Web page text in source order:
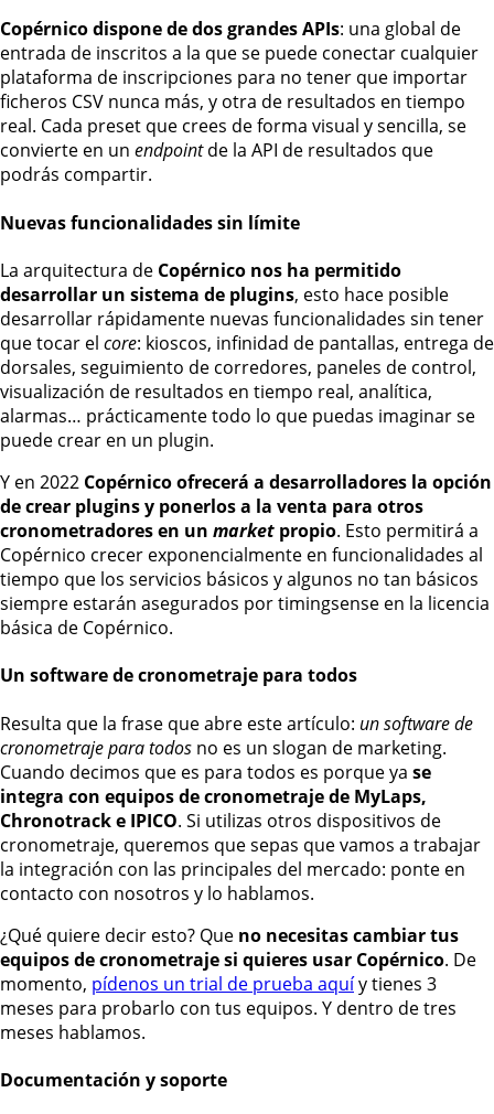
Copérnico dispone de dos grandes APIs: una global de
entrada de inscritos a la que se puede conectar cualquier
plataforma de inscripciones para no tener que importar
ficheros CSV nunca más, y otra de resultados en tiempo
real. Cada preset que crees de forma visual y sencilla, se
convierte en un endpointde la API de resultados que
podrás compartir.
Nuevas funcionalidades sin límite
La arquitectura de Copérnico nos ha permitido
desarrollar un sistema de plugins, esto hace posible
desarrollar rápidamente nuevas funcionalidades sin tener
que tocar el core: kioscos, infinidad de pantallas, entrega de
dorsales, seguimiento de corredores, paneles de control,
visualización de resultados en tiempo real, analítica,
alarmas… prácticamente todo lo que puedas imaginar se
puede crear en un plugin.
Y en 2022 Copérnico ofrecerá a desarrolladores la opción
de crear plugins y ponerlos a la venta para otros
cronometradores en un market propio. Esto permitirá a
Copérnico crecer exponencialmente en funcionalidades al
tiempo que los servicios básicos y algunos no tan básicos
siempre estarán asegurados por timingsense en la licencia
básica de Copérnico.
Un software de cronometraje para todos
Resulta que la frase que abre este artículo: un software de
cronometraje para todos no es un slogan de marketing.
Cuando decimos que es para todos es porque ya se
integra con equipos de cronometraje de MyLaps,
Chronotrack e IPICO. Si utilizas otros dispositivos de
cronometraje, queremos que sepas que vamos a trabajar
la integración con las principales del mercado: ponte en
contacto con nosotros y lo hablamos.
¿Qué quiere decir esto? Que no necesitas cambiar tus
equipos de cronometraje si quieres usar Copérnico. De
momento, pídenos un trial de prueba aquíy tienes 3
meses para probarlo con tus equipos. Y dentro de tres
meses hablamos.
Documentación y soporte